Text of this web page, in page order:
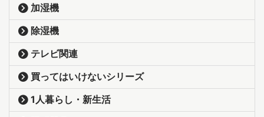
加湿機
除湿機
テレビ関連
買ってはいけないシリーズ
1人暮らし・新生活